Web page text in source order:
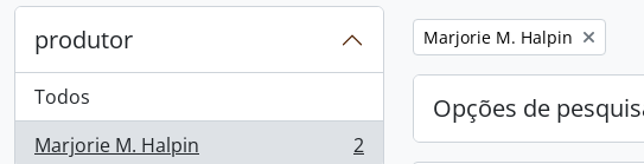
produtor
Todos
Marjorie M. Halpin
, 2 resultados 2
Remove filter:
Marjorie M. Halpin
Opções de